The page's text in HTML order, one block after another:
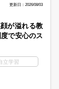
更新日：2026/08/03
が溢れる教
で安心のス
立学習